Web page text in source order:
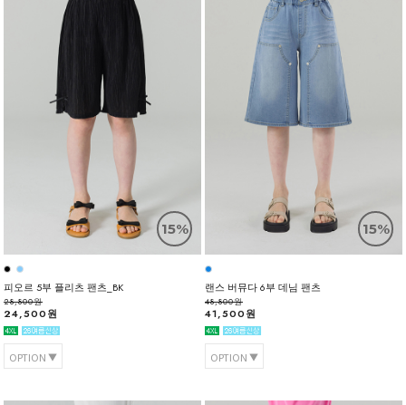
15%
피오르 5부 플리츠 팬츠_BK
28,800원
24,500원
OPTION
15%
랜스 버뮤다 6부 데님 팬츠
48,800원
41,500원
OPTION